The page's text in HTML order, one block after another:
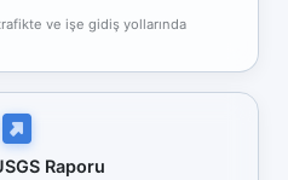
ve işe gidiş yollarında
Raporu